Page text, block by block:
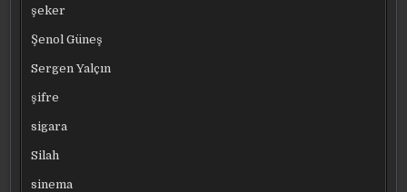
şeker
Şenol Güneş
Sergen Yalçın
şifre
sigara
Silah
sinema